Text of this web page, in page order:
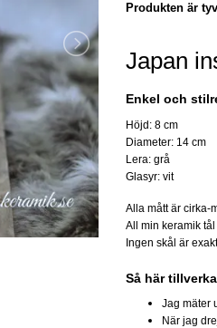
Produkten är
Japan
Enkel och
Höjd: 8 cm
Diameter: 14 cm
Lera: grå
Glasyr: vit
Alla mått är cirka-
All min keramik
Ingen skål är
Så här
Jag mäter
När jag